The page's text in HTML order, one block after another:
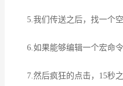
5.我们传送之后，找一个空
6.如果能够编辑一个宏命令
7.然后疯狂的点击，15秒之